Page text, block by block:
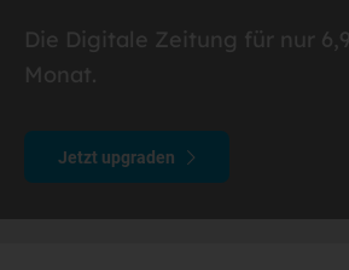
Die Digitale Zeitung für nur
Monat.
Jetzt upgraden